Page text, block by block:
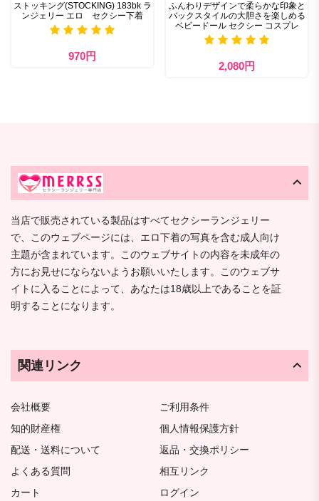
ストッキング(STOCKING) 183bk ラ
ンジェリー エロ セクシー下着
970円
ふんわりデザインで柔らかな印象と
バックスタイルの大胆さを楽しめる
ベビードール セクシー コスプレ
2,080円
当店で販売されている製品はすべてセクシーランジェリー
で、このウェブページには、エロ下着の写真を含む成人向け
主題が含まれています。このウェブサイトの内容を未成年の
方にお見せにならないようお願いいたします。このウェブサ
イトに入ることによって、あなたは18歳以上であることを証
明することになります。
関連リンク
会社概要
ご利用条件
知的財産権
個人情報保護方針
配送・送料について
返品・交換ポリシー
よくある質問
相互リンク
カート
ログイン